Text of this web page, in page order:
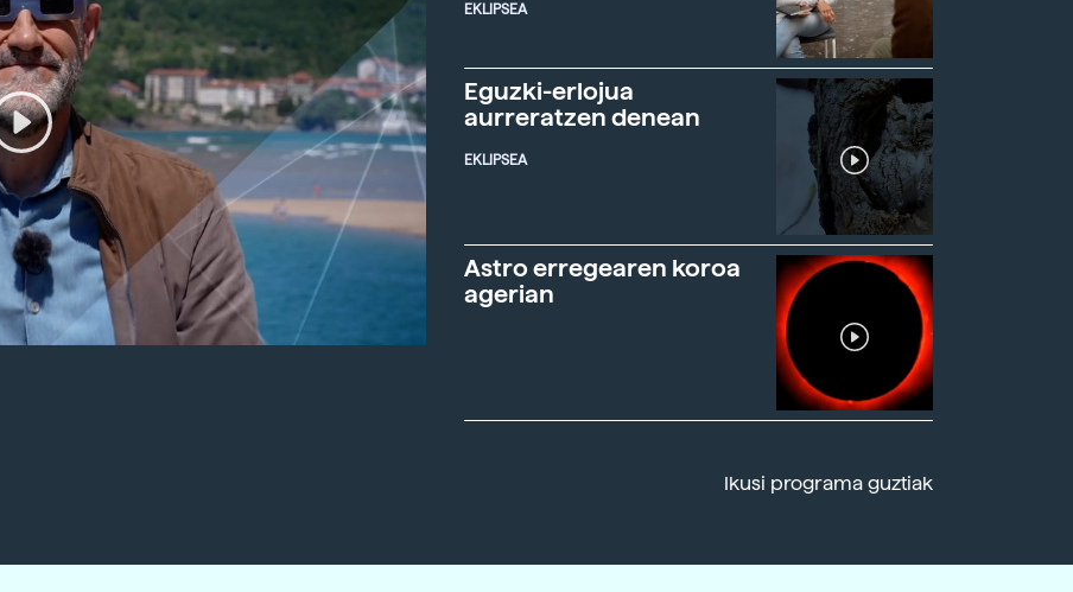
EKLIPSEA
Eguzki-erlojua
aurreratzen denean
EKLIPSEA
Astro erregearen koroa
agerian
Ikusi programa guztiak